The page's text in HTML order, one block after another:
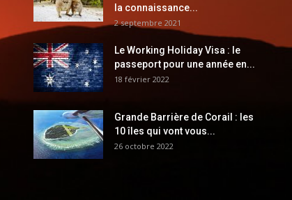
la connaissance...
2 septembre 2021
Le Working Holiday Visa : le
passeport pour une année en...
18 février 2022
Grande Barrière de Corail : les
10 îles qui vont vous...
26 octobre 2022